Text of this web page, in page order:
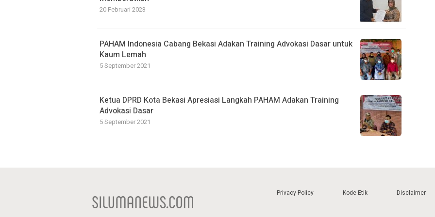
20 Februari 2023
PAHAM Indonesia Cabang Bekasi Adakan Training Advokasi Dasar untuk
Kaum Lemah
5 September 2021
Ketua DPRD Kota Bekasi Apresiasi Langkah PAHAM Adakan Training
Advokasi Dasar
5 September 2021
Privacy Policy Kode Etik Disclaimer